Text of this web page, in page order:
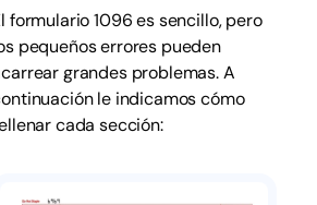
formulario 1096 es sencillo, pero
pequeños errores pueden
grandes problemas. A
le indicamos cómo
cada sección: